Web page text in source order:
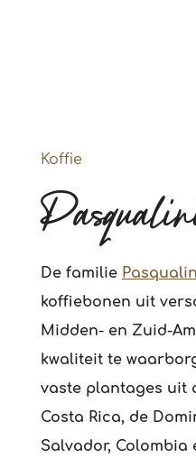
Koffie
De familie
koffiebonen uit
Midden- en Zuid-
kwaliteit te
vaste plantages uit
Costa Rica, de
Salvador, Colombia